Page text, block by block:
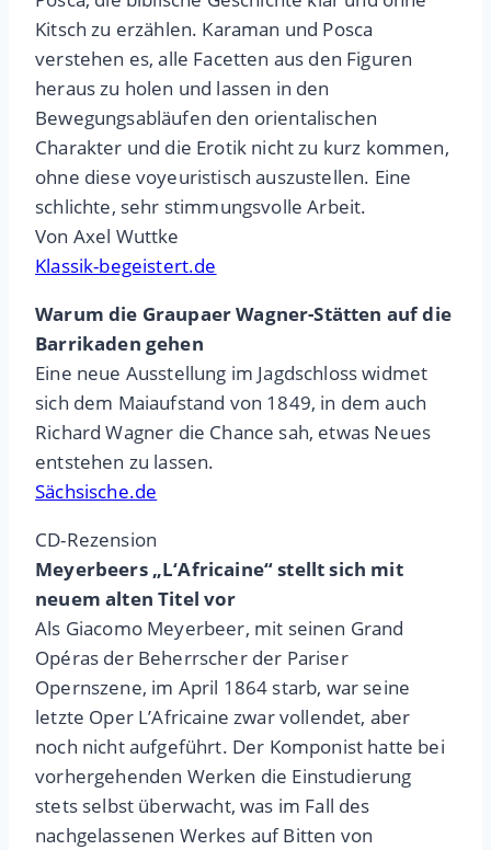
Kitsch zu erzählen. Karaman und Posca
verstehen es, alle Facetten aus den Figuren
heraus zu holen und lassen in den
Bewegungsabläufen den orientalischen
Charakter und die Erotik nicht zu kurz kommen,
ohne diese voyeuristisch auszustellen. Eine
schlichte, sehr stimmungsvolle Arbeit.
Von Axel Wuttke
Klassik-begeistert.de
Warum die Graupaer Wagner-Stätten auf die
Barrikaden gehen
Eine neue Ausstellung im Jagdschloss widmet
sich dem Maiaufstand von 1849, in dem auch
Richard Wagner die Chance sah, etwas Neues
entstehen zu lassen.
Sächsische.de
CD-Rezension
Meyerbeers „L‘Africaine“ stellt sich mit
neuem alten Titel vor
Als Giacomo Meyerbeer, mit seinen Grand
Opéras der Beherrscher der Pariser
Opernszene, im April 1864 starb, war seine
letzte Oper L’Africaine zwar vollendet, aber
noch nicht aufgeführt. Der Komponist hatte bei
vorhergehenden Werken die Einstudierung
stets selbst überwacht, was im Fall des
nachgelassenen Werkes auf Bitten von